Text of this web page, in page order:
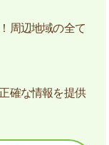
周辺地域の全て
確な情報を提供